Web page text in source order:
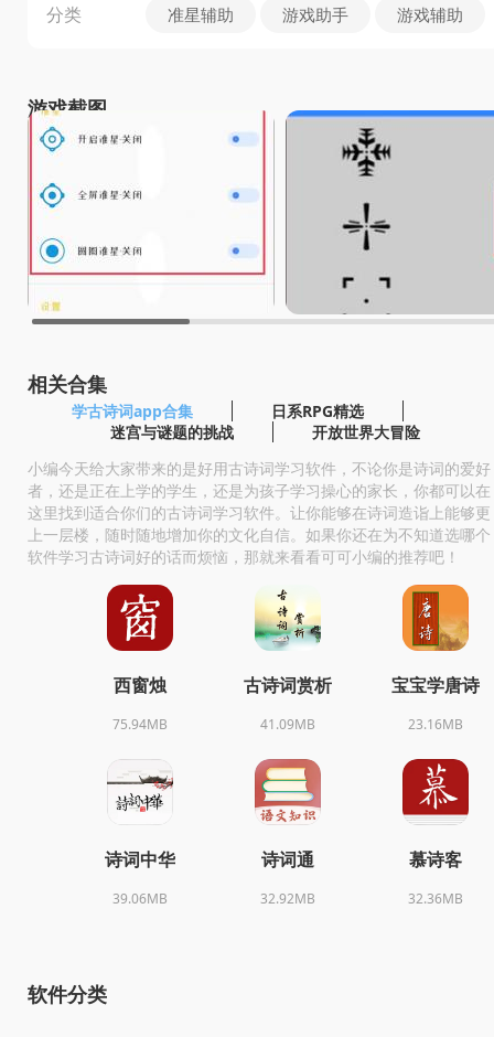
分类 准星辅助 游戏助手 游戏辅助
游戏截图
相关合集
学古诗词app合集
日系RPG精选
迷宫与谜题的挑战
开放世界大冒险
小编今天给大家带来的是好用古诗词学习软件，不论你是诗词的爱好
者，还是正在上学的学生，还是为孩子学习操心的家长，你都可以在
这里找到适合你们的古诗词学习软件。让你能够在诗词造诣上能够更
上一层楼，随时随地增加你的文化自信。如果你还在为不知道选哪个
软件学习古诗词好的话而烦恼，那就来看看可可小编的推荐吧！
西窗烛
75.94MB
古诗词赏析
41.09MB
宝宝学唐诗
23.16MB
诗词中华
39.06MB
诗词通
32.92MB
慕诗客
32.36MB
软件分类